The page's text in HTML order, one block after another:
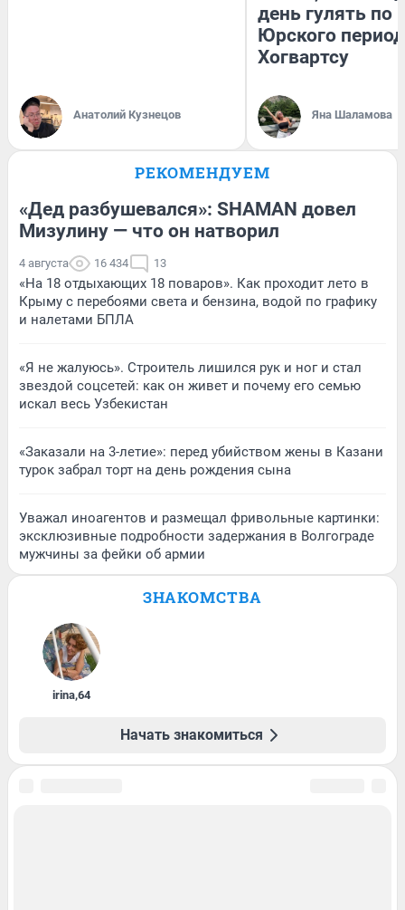
Анатолий Кузнецов
день гулять по
Юрского
Хогвартсу
Яна Шаламова
РЕКОМЕНДУЕМ
«Дед разбушевался»: SHAMAN довел
Мизулину — что он натворил
4 августа 16 434 13
«На 18 отдыхающих 18 поваров». Как проходит лето в
Крыму с перебоями света и бензина, водой по графику
и налетами БПЛА
«Я не жалуюсь». Строитель лишился рук и ног и стал
звездой соцсетей: как он живет и почему его семью
искал весь Узбекистан
«Заказали на 3-летие»: перед убийством жены в Казани
турок забрал торт на день рождения сына
Уважал иноагентов и размещал фривольные картинки:
эксклюзивные подробности задержания в Волгограде
мужчины за фейки об армии
ЗНАКОМСТВА
irina,64
Начать знакомиться